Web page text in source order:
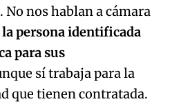
. No nos hablan a cámara
persona identificada
para sus
sí trabaja para la
que tienen contratada.